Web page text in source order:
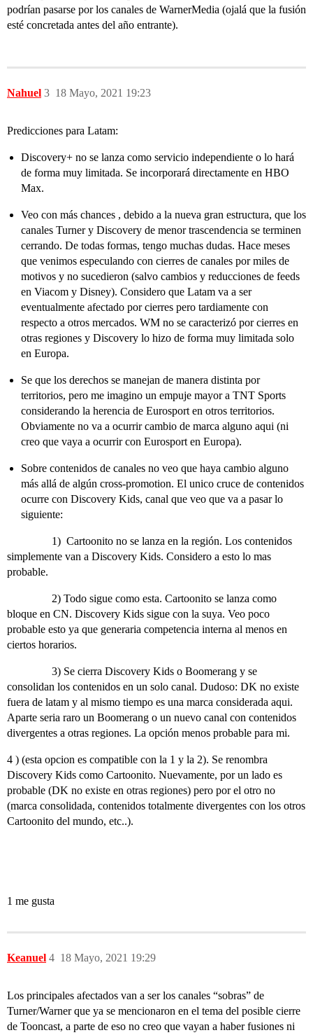
podrían pasarse por los canales de WarnerMedia (ojalá que la fusión
esté concretada antes del año entrante).
Nahuel 18 Mayo, 2021 19:23
3
Predicciones para Latam:
Discovery+ no se lanza como servicio independiente o lo hará
de forma muy limitada. Se incorporará directamente en HBO
Max.
Veo con más chances , debido a la nueva gran estructura, que los
canales Turner y Discovery de menor trascendencia se terminen
cerrando. De todas formas, tengo muchas dudas. Hace meses
que venimos especulando con cierres de canales por miles de
motivos y no sucedieron (salvo cambios y reducciones de feeds
en Viacom y Disney). Considero que Latam va a ser
eventualmente afectado por cierres pero tardiamente con
respecto a otros mercados. WM no se caracterizó por cierres en
otras regiones y Discovery lo hizo de forma muy limitada solo
en Europa.
Se que los derechos se manejan de manera distinta por
territorios, pero me imagino un empuje mayor a TNT Sports
considerando la herencia de Eurosport en otros territorios.
Obviamente no va a ocurrir cambio de marca alguno aqui (ni
creo que vaya a ocurrir con Eurosport en Europa).
Sobre contenidos de canales no veo que haya cambio alguno
más allá de algún cross-promotion. El unico cruce de contenidos
ocurre con Discovery Kids, canal que veo que va a pasar lo
siguiente:
1) Cartoonito no se lanza en la región. Los contenidos
simplemente van a Discovery Kids. Considero a esto lo mas
probable.
2) Todo sigue como esta. Cartoonito se lanza como
bloque en CN. Discovery Kids sigue con la suya. Veo poco
probable esto ya que generaria competencia interna al menos en
ciertos horarios.
3) Se cierra Discovery Kids o Boomerang y se
consolidan los contenidos en un solo canal. Dudoso: DK no existe
fuera de latam y al mismo tiempo es una marca considerada aqui.
Aparte seria raro un Boomerang o un nuevo canal con contenidos
divergentes a otras regiones. La opción menos probable para mi.
4 ) (esta opcion es compatible con la 1 y la 2). Se renombra
Discovery Kids como Cartoonito. Nuevamente, por un lado es
probable (DK no existe en otras regiones) pero por el otro no
(marca consolidada, contenidos totalmente divergentes con los otros
Cartoonito del mundo, etc..).
1 me gusta
Keanuel 18 Mayo, 2021 19:29
4
Los principales afectados van a ser los canales “sobras” de
Turner/Warner que ya se mencionaron en el tema del posible cierre
de Tooncast, a parte de eso no creo que vayan a haber fusiones ni